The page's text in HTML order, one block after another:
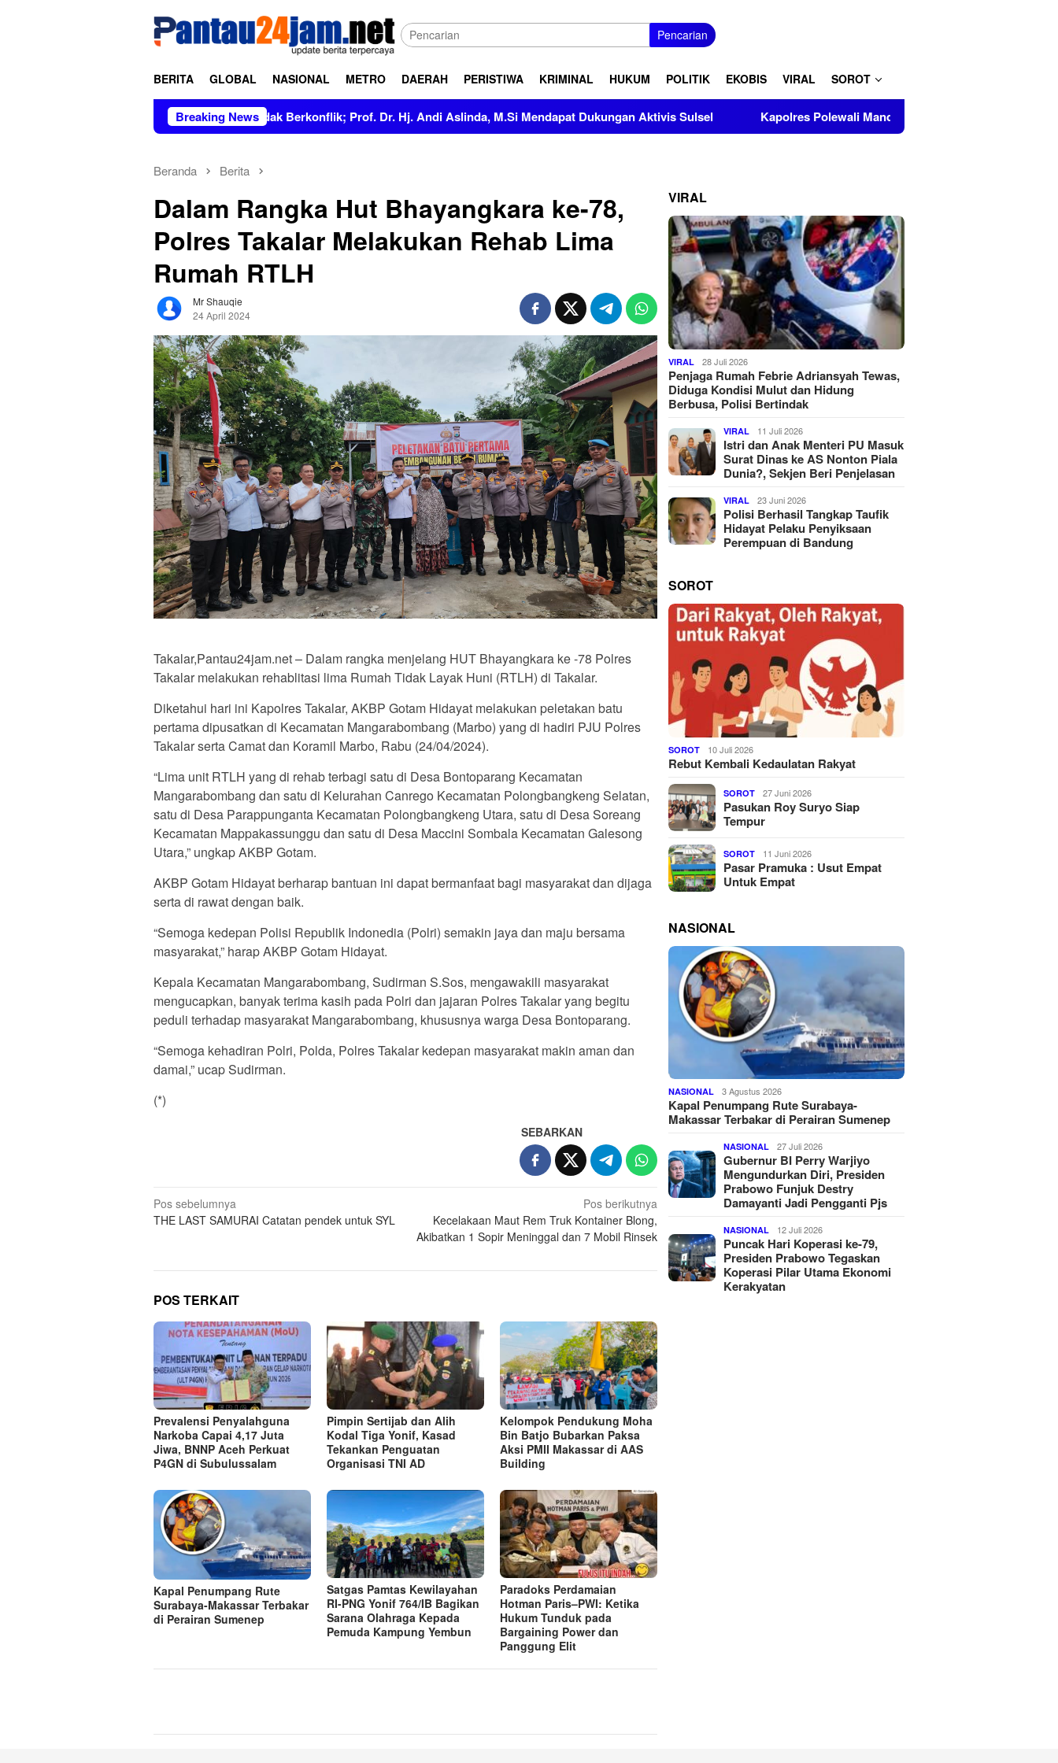
Pencarian
BERITA GLOBAL NASIONAL METRO DAERAH PERISTIWA KRIMINAL HUKUM POLITIK EKOBIS VIRAL SOROT
Breaking News
Dipimpin Figur Bersih dan Tidak Berkonflik; Prof. Dr. Hj. Andi Aslinda, M.Si Mendapat Dukungan Aktivis Sulsel Kapolres Polewali Mandar Turut Musnahkan Barang Bukti Perkara
Beranda Berita
Dalam Rangka Hut Bhayangkara ke-78,
Polres Takalar Melakukan Rehab Lima
Rumah RTLH
Mr Shauqie
24 April 2024
Takalar,Pantau24jam.net – Dalam rangka menjelang HUT Bhayangkara ke -78 Polres
Takalar melakukan rehablitasi lima Rumah Tidak Layak Huni (RTLH) di Takalar.
Diketahui hari ini Kapolres Takalar, AKBP Gotam Hidayat melakukan peletakan batu
pertama dipusatkan di Kecamatan Mangarabombang (Marbo) yang di hadiri PJU Polres
Takalar serta Camat dan Koramil Marbo, Rabu (24/04/2024).
“Lima unit RTLH yang di rehab terbagi satu di Desa Bontoparang Kecamatan
Mangarabombang dan satu di Kelurahan Canrego Kecamatan Polongbangkeng Selatan,
satu di Desa Parappunganta Kecamatan Polongbangkeng Utara, satu di Desa Soreang
Kecamatan Mappakassunggu dan satu di Desa Maccini Sombala Kecamatan Galesong
Utara,” ungkap AKBP Gotam.
AKBP Gotam Hidayat berharap bantuan ini dapat bermanfaat bagi masyarakat dan dijaga
serta di rawat dengan baik.
“Semoga kedepan Polisi Republik Indonedia (Polri) semakin jaya dan maju bersama
masyarakat,” harap AKBP Gotam Hidayat.
Kepala Kecamatan Mangarabombang, Sudirman S.Sos, mengawakili masyarakat
mengucapkan, banyak terima kasih pada Polri dan jajaran Polres Takalar yang begitu
peduli terhadap masyarakat Mangarabombang, khususnya warga Desa Bontoparang.
“Semoga kehadiran Polri, Polda, Polres Takalar kedepan masyarakat makin aman dan
damai,” ucap Sudirman.
(*)
SEBARKAN
Navigasi
pos
Pos sebelumnya
THE LAST SAMURAI Catatan pendek untuk SYL
Pos berikutnya
Kecelakaan Maut Rem Truk Kontainer Blong,
Akibatkan 1 Sopir Meninggal dan 7 Mobil Rinsek
POS TERKAIT
Prevalensi Penyalahguna
Narkoba Capai 4,17 Juta
Jiwa, BNNP Aceh Perkuat
P4GN di Subulussalam
Pimpin Sertijab dan Alih
Kodal Tiga Yonif, Kasad
Tekankan Penguatan
Organisasi TNI AD
Kelompok Pendukung Moha
Bin Batjo Bubarkan Paksa
Aksi PMII Makassar di AAS
Building
Kapal Penumpang Rute
Surabaya-Makassar Terbakar
di Perairan Sumenep
Satgas Pamtas Kewilayahan
RI-PNG Yonif 764/IB Bagikan
Sarana Olahraga Kepada
Pemuda Kampung Yembun
Paradoks Perdamaian
Hotman Paris–PWI: Ketika
Hukum Tunduk pada
Bargaining Power dan
Panggung Elit
VIRAL
VIRAL 28 Juli 2026
Penjaga Rumah Febrie Adriansyah Tewas,
Diduga Kondisi Mulut dan Hidung
Berbusa, Polisi Bertindak
VIRAL 11 Juli 2026
Istri dan Anak Menteri PU Masuk
Surat Dinas ke AS Nonton Piala
Dunia?, Sekjen Beri Penjelasan
VIRAL 23 Juni 2026
Polisi Berhasil Tangkap Taufik
Hidayat Pelaku Penyiksaan
Perempuan di Bandung
SOROT
SOROT 10 Juli 2026
Rebut Kembali Kedaulatan Rakyat
SOROT 27 Juni 2026
Pasukan Roy Suryo Siap
Tempur
SOROT 11 Juni 2026
Pasar Pramuka : Usut Empat
Untuk Empat
NASIONAL
NASIONAL 3 Agustus 2026
Kapal Penumpang Rute Surabaya-
Makassar Terbakar di Perairan Sumenep
NASIONAL 27 Juli 2026
Gubernur BI Perry Warjiyo
Mengundurkan Diri, Presiden
Prabowo Funjuk Destry
Damayanti Jadi Pengganti Pjs
NASIONAL 12 Juli 2026
Puncak Hari Koperasi ke-79,
Presiden Prabowo Tegaskan
Koperasi Pilar Utama Ekonomi
Kerakyatan